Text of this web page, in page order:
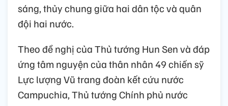
sáng, thủy chung giữa hai dân tộc và quân
đội hai nước.
Theo đề nghị của Thủ tướng Hun Sen và đáp
ứng tâm nguyện của thân nhân 49 chiến sỹ
Lực lượng Vũ trang đoàn kết cứu nước
Campuchia, Thủ tướng Chính phủ nước